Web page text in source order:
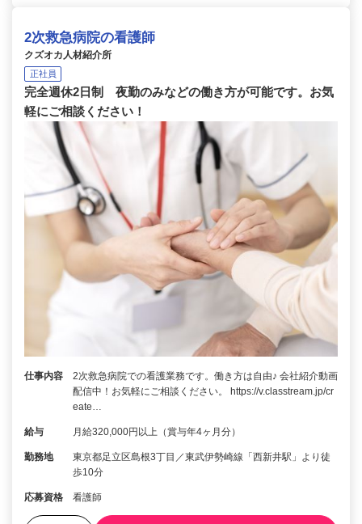
2次救急病院の看護師
クズオカ人材紹介所
正社員
完全週休2日制 夜勤のみなどの働き方が可能です。お気
軽にご相談ください！
仕事内容
2次救急病院での看護業務です。働き方は自由♪ 会社紹介動画
配信中！お気軽にご相談ください。 https://v.classtream.jp/cr
eate…
給与 月給320,000円以上（賞与年4ヶ月分）
勤務地
東京都足立区島根3丁目／東武伊勢崎線「西新井駅」より徒
歩10分
応募資格 看護師